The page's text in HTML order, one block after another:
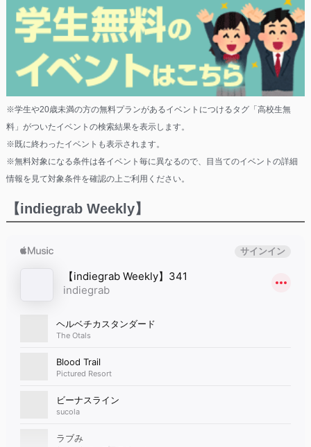
※学生や20歳未満の方の無料プランがあるイベントにつけるタグ「高校生無
料」がついたイベントの検索結果を表示します。
※既に終わったイベントも表示されます。
※無料対象になる条件は各イベント毎に異なるので、目当てのイベントの詳細
情報を見て対象条件を確認の上ご利用ください。
【indiegrab Weekly】